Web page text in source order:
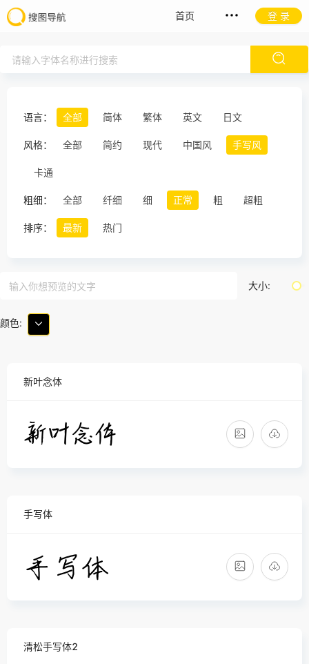
首页 登 录
语言： 全部 简体 繁体 英文 日文
风格： 全部 简约 现代 中国风 手写风
卡通
粗细： 全部 纤细 细 正常 粗 超粗
排序： 最新 热门
大小:
颜色:
新叶念体
手写体
清松手写体2